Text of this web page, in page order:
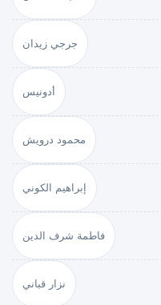
جرجي زيدان
أدونيس
محمود درويش
إبراهيم الكوني
فاطمة شرف الدين
نزار قباني